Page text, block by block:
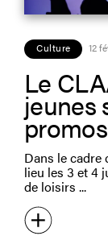
Culture 12
Le
jeunes
Dans le cadre
lieu les 3 et 4
de loisirs